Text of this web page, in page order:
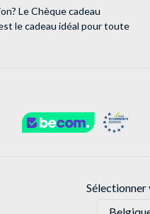
Le Chèque cadeau
le cadeau idéal pour toute